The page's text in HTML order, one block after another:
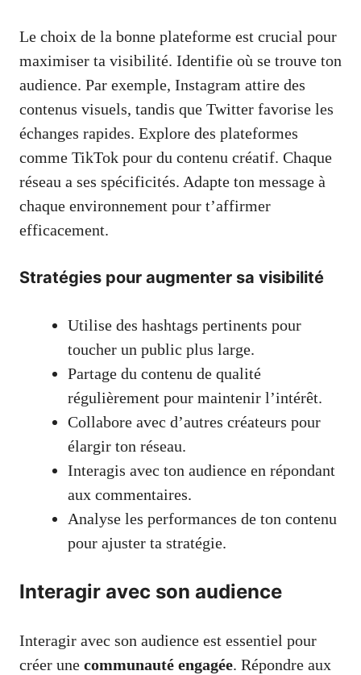
Le choix de la bonne plateforme est crucial pour
maximiser ta visibilité. Identifie où se trouve ton
audience. Par exemple, Instagram attire des
contenus visuels, tandis que Twitter favorise les
échanges rapides. Explore des plateformes
comme TikTok pour du contenu créatif. Chaque
réseau a ses spécificités. Adapte ton message à
chaque environnement pour t’affirmer
efficacement.
Stratégies pour augmenter sa visibilité
Utilise des hashtags pertinents pour
toucher un public plus large.
Partage du contenu de qualité
régulièrement pour maintenir l’intérêt.
Collabore avec d’autres créateurs pour
élargir ton réseau.
Interagis avec ton audience en répondant
aux commentaires.
Analyse les performances de ton contenu
pour ajuster ta stratégie.
Interagir avec son audience
Interagir avec son audience est essentiel pour
créer une communauté engagée. Répondre aux